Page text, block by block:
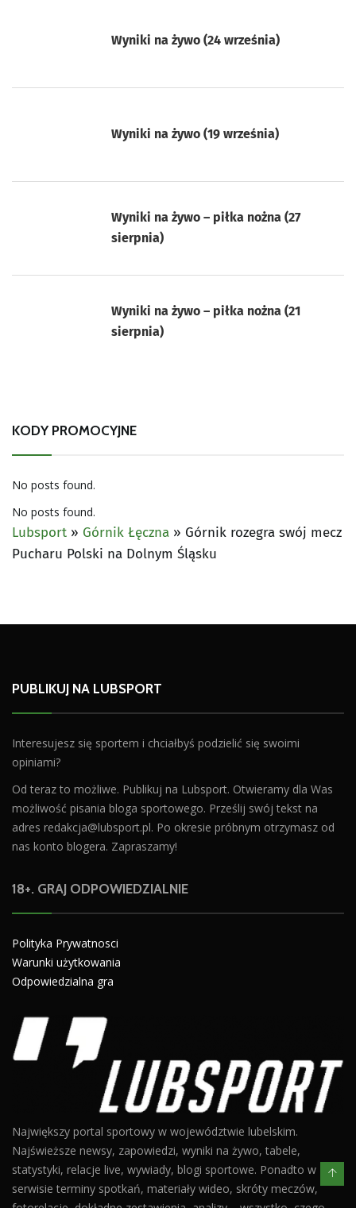
Wyniki na żywo (24 września)
Wyniki na żywo (19 września)
Wyniki na żywo – piłka nożna (27
sierpnia)
Wyniki na żywo – piłka nożna (21
sierpnia)
KODY PROMOCYJNE
No posts found.
No posts found.
Lubsport » Górnik Łęczna » Górnik rozegra swój mecz
Pucharu Polski na Dolnym Śląsku
PUBLIKUJ NA LUBSPORT
Interesujesz się sportem i chciałbyś podzielić się swoimi
opiniami?
Od teraz to możliwe. Publikuj na Lubsport. Otwieramy dla Was
możliwość pisania bloga sportowego. Prześlij swój tekst na
adres redakcja@lubsport.pl. Po okresie próbnym otrzymasz od
nas konto blogera. Zapraszamy!
18+. GRAJ ODPOWIEDZIALNIE
Polityka Prywatnosci
Warunki użytkowania
Odpowiedzialna gra
Największy portal sportowy w województwie lubelskim.
Najświeższe newsy, zapowiedzi, wyniki na żywo, tabele,
statystyki, relacje live, wywiady, blogi sportowe. Ponadto w
serwisie terminy spotkań, materiały wideo, skróty meczów,